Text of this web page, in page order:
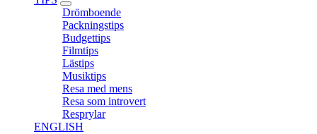
expand
child
menu
Drömboende
Packningstips
Budgettips
Filmtips
Lästips
Musiktips
Resa med mens
Resa som introvert
Resprylar
ENGLISH